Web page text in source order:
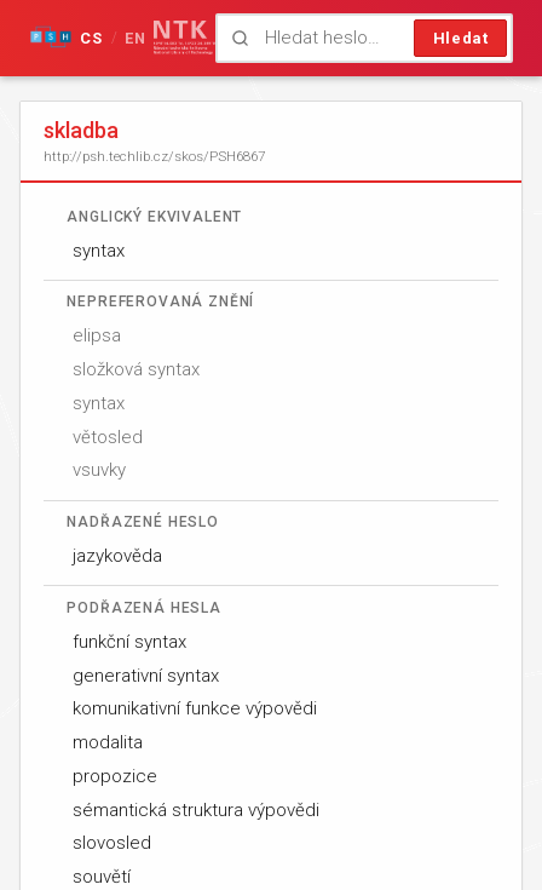
Hledat
CS / EN
skladba
http://psh.techlib.cz/skos/PSH6867
ANGLICKÝ EKVIVALENT
syntax
NEPREFEROVANÁ ZNĚNÍ
elipsa
složková syntax
syntax
větosled
vsuvky
NADŘAZENÉ HESLO
jazykověda
PODŘAZENÁ HESLA
funkční syntax
generativní syntax
komunikativní funkce výpovědi
modalita
propozice
sémantická struktura výpovědi
slovosled
souvětí